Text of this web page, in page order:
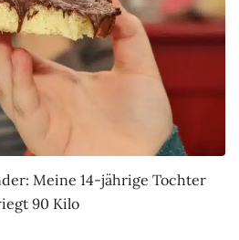
Meine 14-jährige Tochter
90 Kilo